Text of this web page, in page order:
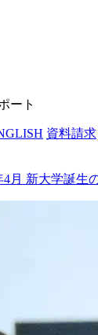
ート
資料請求
4月 新大学誕生